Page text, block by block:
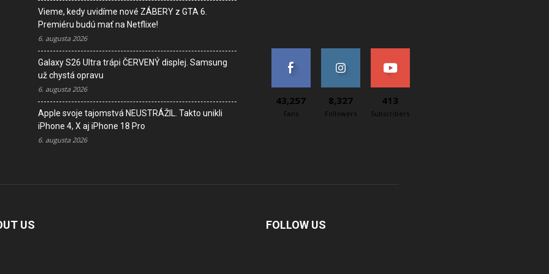
Vieme, kedy uvidíme nové ZÁBERY z GTA 6.
Premiéru budú mať na Netflixe!
6. augusta 2026
Galaxy S26 Ultra trápi ČERVENÝ displej. Samsung
už chystá opravu
6. augusta 2026
Apple svoje tajomstvá NEUSTRÁŽIL. Takto unikli
iPhone 4, X aj iPhone 18 Pro
6. augusta 2026
43,257
Fans
8,327
Followers
413
Subscribers
US FOLLOW US